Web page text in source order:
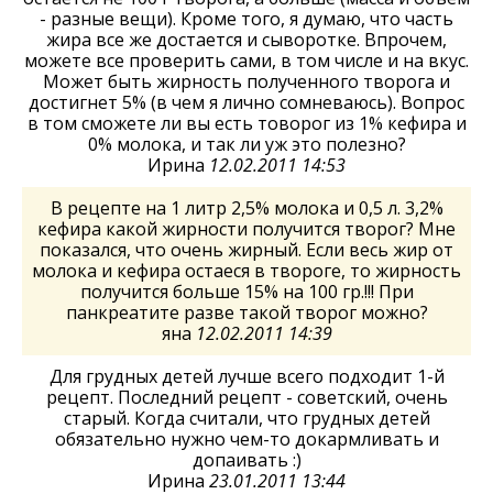
- разные вещи). Кроме того, я думаю, что часть
жира все же достается и сыворотке. Впрочем,
можете все проверить сами, в том числе и на вкус.
Может быть жирность полученного творога и
достигнет 5% (в чем я лично сомневаюсь). Вопрос
в том сможете ли вы есть товорог из 1% кефира и
0% молока, и так ли уж это полезно?
Ирина 12.02.2011 14:53
В рецепте на 1 литр 2,5% молока и 0,5 л. 3,2%
кефира какой жирности получится творог? Мне
показался, что очень жирный. Если весь жир от
молока и кефира остаеся в твороге, то жирность
получится больше 15% на 100 гр.!!! При
панкреатите разве такой творог можно?
яна 12.02.2011 14:39
Для грудных детей лучше всего подходит 1-й
рецепт. Последний рецепт - советский, очень
старый. Когда считали, что грудных детей
обязательно нужно чем-то докармливать и
допаивать :)
Ирина 23.01.2011 13:44